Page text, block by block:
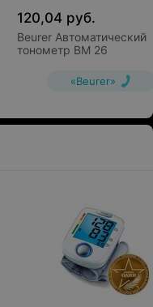
120,04 руб.
Beurer Автоматический
тонометр BM 26
«Beurer»